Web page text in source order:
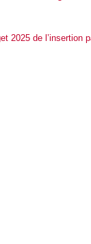
2025 de l’insertion